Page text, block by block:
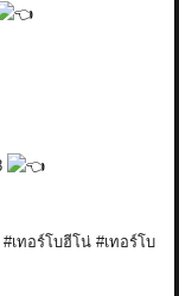
#เทอร์โบฮีโน่ #เทอร์โบ